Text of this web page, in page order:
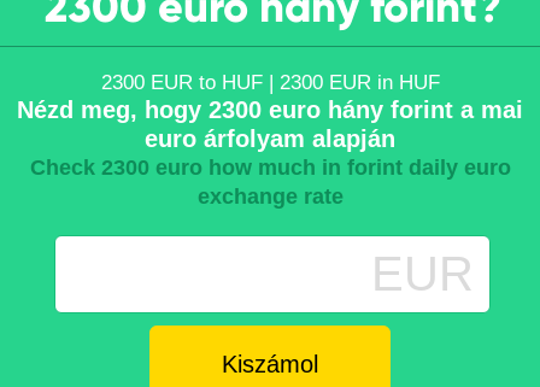
2300 EUR to HUF | 2300 EUR in HUF
Nézd meg, hogy 2300 euro hány forint a mai
euro árfolyam alapján
Check 2300 euro how much in forint daily euro
exchange rate
EUR